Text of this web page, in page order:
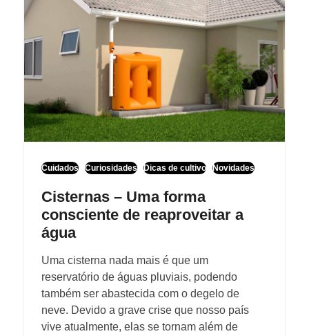
Cuidados Curiosidades Dicas de cultivo Novidades
Cisternas – Uma forma
consciente de reaproveitar a
água
Uma cisterna nada mais é que um
reservatório de águas pluviais, podendo
também ser abastecida com o degelo de
neve. Devido a grave crise que nosso país
vive atualmente, elas se tornam além de